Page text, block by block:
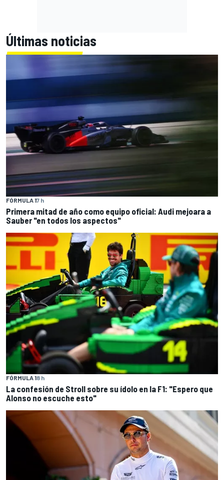
Últimas noticias
FÓRMULA 17 h
Primera mitad de año como equipo oficial: Audi mejoara a
Sauber "en todos los aspectos"
FÓRMULA 18 h
La confesión de Stroll sobre su ídolo en la F1: "Espero que
Alonso no escuche esto"